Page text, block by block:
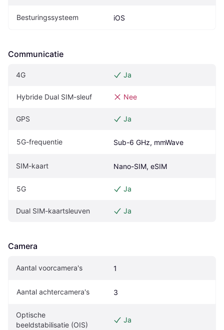
Besturingssysteem iOS
Communicatie
4G Ja
Hybride Dual SIM-sleuf Nee
GPS Ja
5G-frequentie Sub-6 GHz, mmWave
SIM-kaart Nano-SIM, eSIM
5G Ja
Dual SIM-kaartsleuven Ja
Camera
Aantal voorcamera's 1
Aantal achtercamera's 3
Optische
beeldstabilisatie (OIS)
Ja